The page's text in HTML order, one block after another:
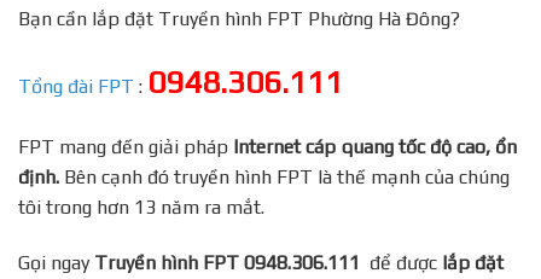
Bạn cần lắp đặt Truyền hình FPT Phường Hà Đông?
Tổng đài FPT : 0948.306.111
FPT mang đến giải pháp Internet cáp quang tốc độ cao, ổn
định. Bên cạnh đó truyền hình FPT là thế mạnh của chúng
tôi trong hơn 13 năm ra mắt.
Gọi ngay Truyền hình FPT 0948.306.111 để được lắp đặt